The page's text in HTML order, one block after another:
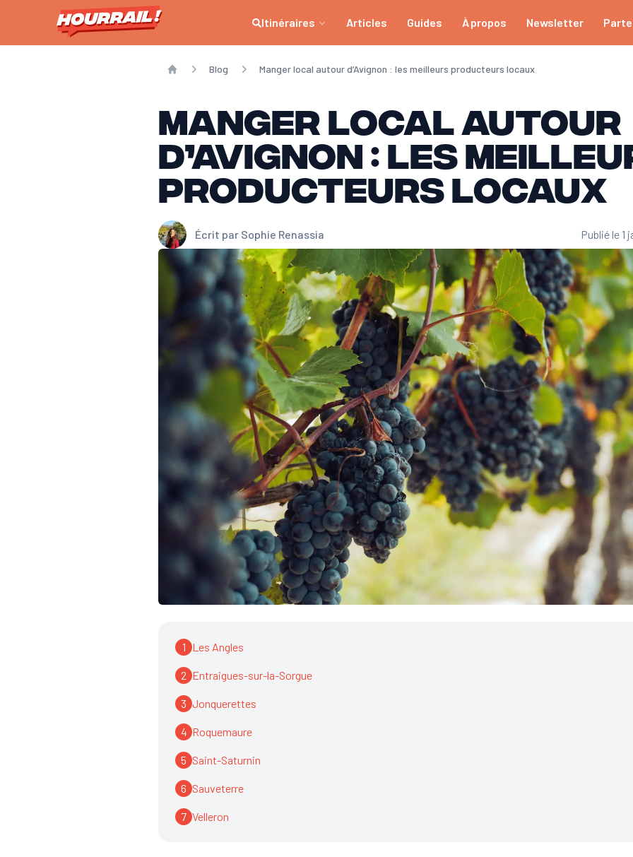
Itinéraires Articles Guides À propos Newsletter
Blog Manger local autour d’Avignon : les meilleurs producteurs locaux
Manger local autour
d’Avignon : les
producteurs locaux
Écrit par Sophie Renassia Publié le 1
1 Les Angles
2 Entraigues-sur-la-Sorgue
3 Jonquerettes
4 Roquemaure
5 Saint-Saturnin
6 Sauveterre
7 Velleron